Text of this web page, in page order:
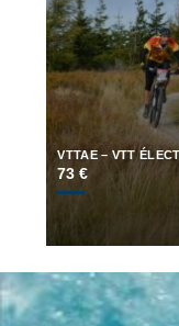
VTTAE – VTT
73 €